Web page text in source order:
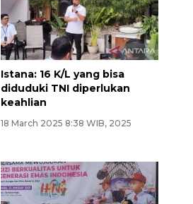
Istana: 16 K/L yang bisa
diduduki TNI diperlukan
keahlian
18 March 2025 8:38 WIB, 2025